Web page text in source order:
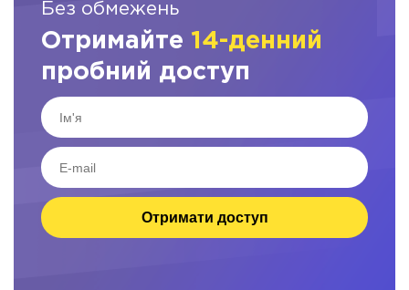
Без обмежень
Отримайте 14-денний
пробний доступ
Отримати доступ